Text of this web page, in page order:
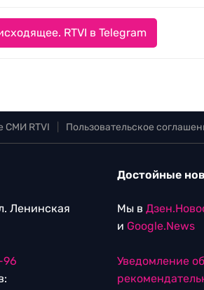
RTVI в Telegram
СМИ RTVI Пользовательское
Ленинская
96
Достойные
Мы в
и Google.News
Уведомление